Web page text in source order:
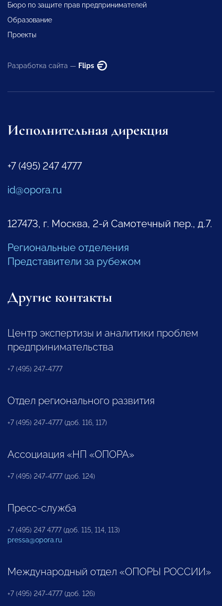
Бюро по защите прав предпринимателей
Образование
Проекты
Разработка сайта — Flips
Исполнительная дирекция
+7 (495) 247 4777
id@opora.ru
127473, г. Москва, 2-й Самотечный пер., д.7.
Региональные отделения
Представители за рубежом
Другие контакты
Центр экспертизы и аналитики проблем
предпринимательства
+7 (495) 247-4777
Отдел регионального развития
+7 (495) 247-4777 (доб. 116, 117)
Ассоциация «НП «ОПОРА»
+7 (495) 247-4777 (доб. 124)
Пресс-служба
+7 (495) 247 4777 (доб. 115, 114, 113)
pressa@opora.ru
Международный отдел «ОПОРЫ РОССИИ»
+7 (495) 247-4777 (доб. 126)